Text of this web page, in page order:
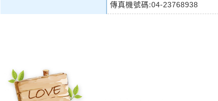
傳真機號碼:04-23768938